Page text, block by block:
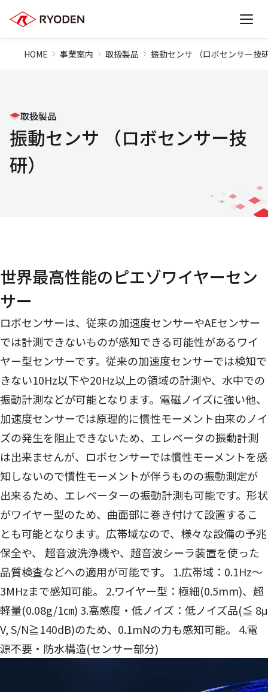
HOME 事業案内 取扱製品 振動センサ （ロボセンサー技
取扱製品
振動センサ （ロボセンサー技
研）
世界最高性能のピエゾワイヤーセン
サー
ロボセンサーは、従来の加速度センサーやAEセンサー
では計測できないものが感知できる可能性があるワイ
ヤー型センサーです。従来の加速度センサーでは検知で
きない10Hz以下や20Hz以上の領域の計測や、水中での
振動計測などが可能となります。電磁ノイズに強い他、
加速度センサーでは原理的に慣性モーメント由来のノイ
ズの発生を阻止できないため、エレベータの振動計測
は出来ませんが、ロボセンサーでは慣性モーメントを感
知しないので慣性モーメントが伴うものの振動測定が
出来るため、エレベーターの振動計測も可能です。形状
がワイヤー型のため、曲面部に巻き付けて設置するこ
とも可能となります。広帯域なので、様々な設備の予兆
保全や、 超音波洗浄機や、超音波シーラ装置を使った
品質検査などへの適用が可能です。 1.広帯域：0.1Hz～
3MHzまで感知可能。 2.ワイヤー型：極細(0.5mm)、超
軽量(0.08g/1㎝) 3.高感度・低ノイズ：低ノイズ品(≦ 8μ
V, S/N≧140dB)のため、0.1mNの力も感知可能。 4.電
源不要・防水構造(センサー部分)